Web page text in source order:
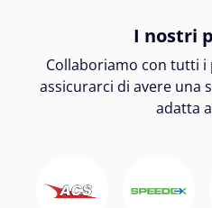
I nostri
Collaboriamo con tutti
assicurarci di avere una
adatta